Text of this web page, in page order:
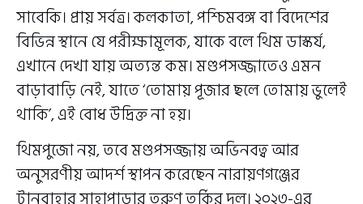
সাবেকি। প্রায় সর্বত্র। কলকাতা, পশ্চিমবঙ্গ বা বিদেশের
বিভিন্ন স্থানে যে পরীক্ষামূলক, যাকে বলে থিম ডাস্কর্য,
এখানে দেখা যায় অত্যন্ত কম। মণ্ডপসজ্জাতেও এমন
বাড়াবাড়ি নেই, যাতে ‘তোমায় পূজার ছলে তোমায় ভুলেই
থাকি’, এই বোধ উদ্রিক্ত না হয়।
থিমপুজো নয়, তবে মণ্ডপসজ্জায় অভিনবত্ব আর
অনুসরণীয় আদর্শ স্থাপন করেছেন নারায়ণগঞ্জের